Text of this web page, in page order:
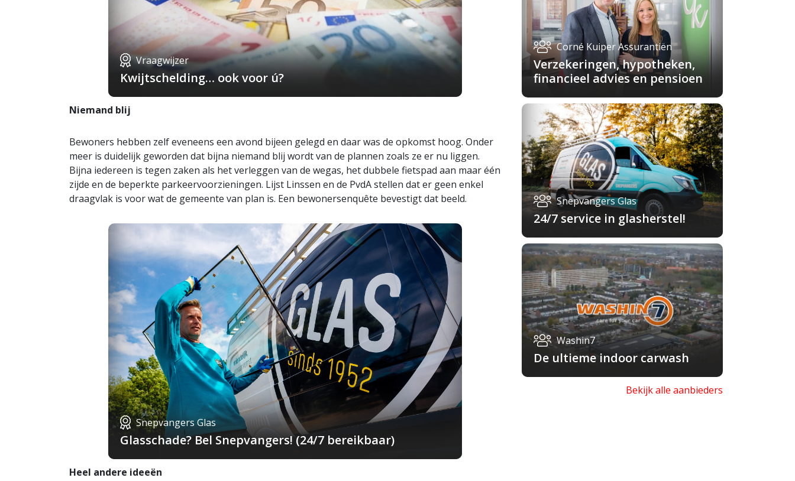
Vraagwijzer
Kwijtschelding… ook voor ú?
Niemand blij
Bewoners hebben zelf eveneens een avond bijeen gelegd en daar was de opkomst hoog. Onder
meer is duidelijk geworden dat bijna niemand blij wordt van de plannen zoals ze er nu liggen.
Bijna iedereen is tegen zaken als het verleggen van de wegas, het dubbele fietspad aan maar één
zijde en de beperkte parkeervoorzieningen. Lijst Linssen en de PvdA stellen dat er geen enkel
draagvlak is voor wat de gemeente van plan is. Een bewonersenquête bevestigt dat beeld.
Snepvangers Glas
Glasschade? Bel Snepvangers! (24/7 bereikbaar)
Heel andere ideeën
Corné Kuiper Assurantiën
Verzekeringen, hypotheken,
financieel advies en pensioen
Snepvangers Glas
24/7 service in glasherstel!
Washin7
De ultieme indoor carwash
Bekijk alle aanbieders